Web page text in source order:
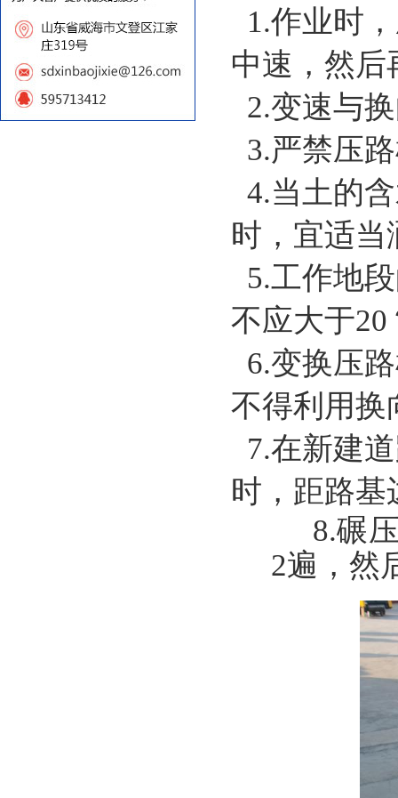
1.作业时
中速，然后
2.变速与
3.严禁压
4.当土的
时，宜适当
5.工作地
不应大于20
6.变换压
不得利用换
7.在新建
时，距路基
8.碾
2遍，然